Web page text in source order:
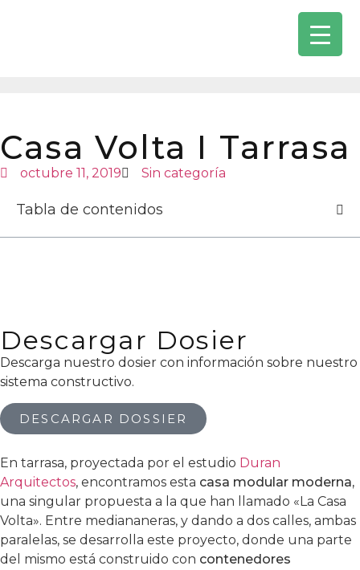
Casa Volta I Tarrasa
octubre 11, 2019 Sin categoría
Tabla de contenidos
Descargar Dosier
Descarga nuestro dosier con información sobre nuestro
sistema constructivo.
DESCARGAR DOSSIER
En tarrasa, proyectada por el estudio Duran
Arquitectos, encontramos esta casa modular moderna,
una singular propuesta a la que han llamado «La Casa
Volta». Entre mediananeras, y dando a dos calles, ambas
paralelas, se desarrolla este proyecto, donde una parte
del mismo está construido con contenedores